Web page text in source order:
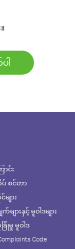
ါ
ာင်း
စင်တာ
ျား
ျားနှင့် မူဝါဒများ
မှု မူဝါဒ
Code